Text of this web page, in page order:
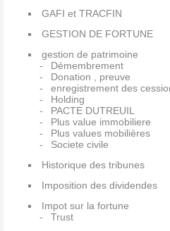
GAFI et TRACFIN
GESTION DE FORTUNE
gestion de patrimoine
Démembrement
Donation , preuve
enregistrement des
Holding
PACTE DUTREUIL
Plus value immobiliere
Plus values mobilières
Societe civile
Historique des tribunes
Imposition des dividendes
Impot sur la fortune
Trust